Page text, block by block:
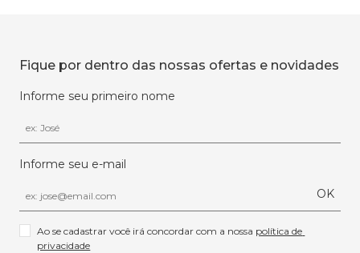
Fique por dentro das nossas ofertas e novidades
Informe seu primeiro nome
Informe seu e-mail
OK
Ao se cadastrar você irá concordar com a nossa política de
privacidade